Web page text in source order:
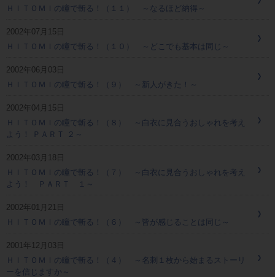
ＨＩＴＯＭＩの瞳で斬る！（１１） ～なるほど納得～
2002年07月15日
ＨＩＴＯＭＩの瞳で斬る！（１０） ～どこでも基本は同じ～
2002年06月03日
ＨＩＴＯＭＩの瞳で斬る！（９） ～新人がきた！～
2002年04月15日
ＨＩＴＯＭＩの瞳で斬る！（８） ～白衣に見合うおしゃれを考え
よう！ ＰＡＲＴ ２～
2002年03月18日
ＨＩＴＯＭＩの瞳で斬る！（７） ～白衣に見合うおしゃれを考え
よう！ ＰＡＲＴ １～
2002年01月21日
ＨＩＴＯＭＩの瞳で斬る！（６） ～皆が感じることは同じ～
2001年12月03日
ＨＩＴＯＭＩの瞳で斬る！（４） ～名刺１枚から始まるストーリ
ーを信じますか～